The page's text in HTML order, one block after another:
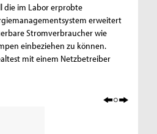
die im Labor erprobte
erweitert
Stromverbraucher wie
einbeziehen zu können.
mit einem Netzbetreiber